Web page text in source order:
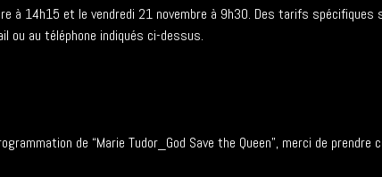
à 14h15 et le vendredi 21 novembre à 9h30. Des tarifs
ou au téléphone indiqués ci-dessus.
de “Marie Tudor_God Save the Queen”, merci de prendre